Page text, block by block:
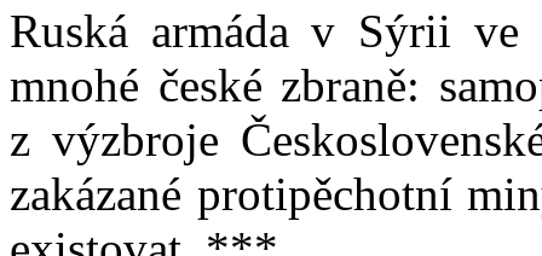
Ruská armáda v Sýrii ve
mnohé české zbraně:
z výzbroje
zakázané protipěchotní